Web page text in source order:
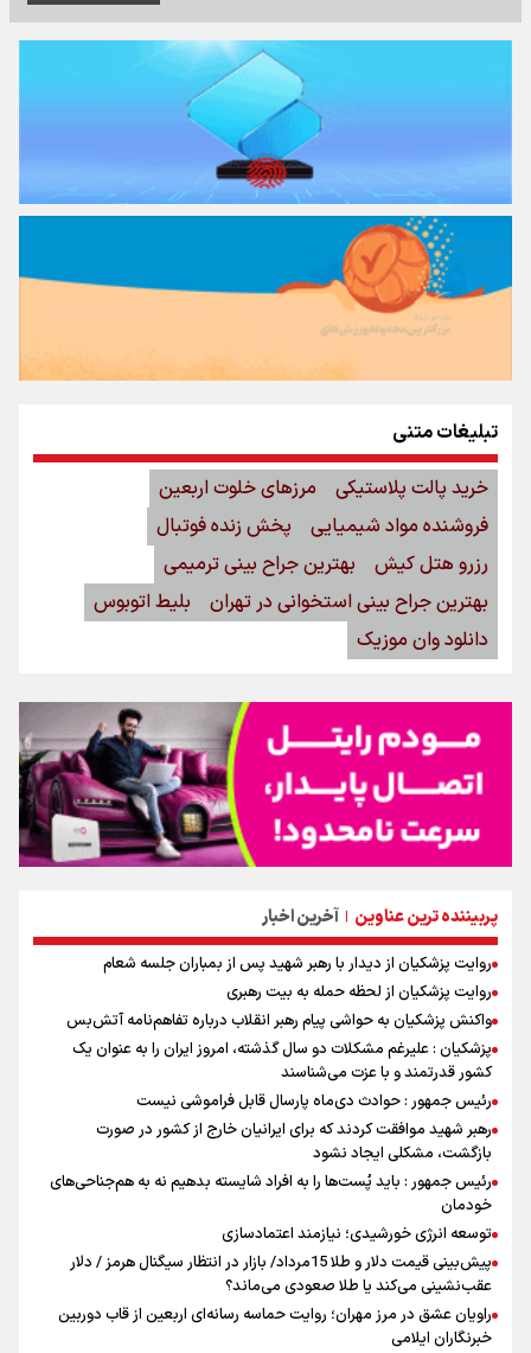
پربیننده ترین عناوین | آخرین اخبار
روایت پزشکیان از دیدار با رهبر شهید پس از بمباران جلسه شعام
روایت پزشکیان از لحظه حمله به بیت رهبری
واکنش پزشکیان به حواشی پیام رهبر انقلاب درباره تفاهم‌نامه آتش‌بس
پزشکیان : علیرغم مشکلات دو سال گذشته، امروز ایران را به عنوان یک
کشور قدرتمند و با عزت می‌شناسند
رئیس جمهور : حوادث دی‌ماه پارسال قابل فراموشی نیست
رهبر شهید موافقت کردند که برای ایرانیان خارج از کشور در صورت
بازگشت، مشکلی ایجاد نشود
رئیس جمهور : باید پُست‌ها را به افراد شایسته بدهیم نه به هم‌جناحی‌های
خودمان
توسعه انرژی خورشیدی؛ نیازمند اعتمادسازی
پیش‌بینی قیمت دلار و طلا 15مرداد/ بازار در انتظار سیگنال هرمز / دلار
عقب‌نشینی می‌کند یا طلا صعودی می‌ماند؟
راویان عشق در مرز مهران؛ روایت حماسه‌ رسانه‌ای اربعین از قاب دوربین
خبرنگاران ایلامی
تبلیغات متنی
خرید پالت پلاستیکی
مرزهای خلوت اربعین
فروشنده مواد شیمیایی
پخش زنده فوتبال
رزرو هتل کیش
بهترین جراح بینی ترمیمی
بهترین جراح بینی استخوانی در تهران
بلیط اتوبوس
دانلود وان موزیک